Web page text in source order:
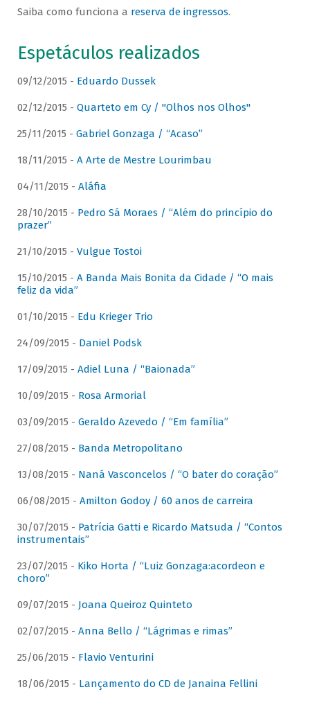
Saiba como funciona a reserva de ingressos.
Espetáculos realizados
09/12/2015 - Eduardo Dussek
02/12/2015 - Quarteto em Cy / "Olhos nos Olhos"
25/11/2015 - Gabriel Gonzaga / “Acaso”
18/11/2015 - A Arte de Mestre Lourimbau
04/11/2015 - Aláfia
28/10/2015 - Pedro Sá Moraes / “Além do princípio do
prazer”
21/10/2015 - Vulgue Tostoi
15/10/2015 - A Banda Mais Bonita da Cidade / “O mais
feliz da vida”
01/10/2015 - Edu Krieger Trio
24/09/2015 - Daniel Podsk
17/09/2015 - Adiel Luna / “Baionada”
10/09/2015 - Rosa Armorial
03/09/2015 - Geraldo Azevedo / “Em família”
27/08/2015 - Banda Metropolitano
13/08/2015 - Naná Vasconcelos / “O bater do coração”
06/08/2015 - Amilton Godoy / 60 anos de carreira
30/07/2015 - Patrícia Gatti e Ricardo Matsuda / “Contos
instrumentais”
23/07/2015 - Kiko Horta / “Luiz Gonzaga:acordeon e
choro”
09/07/2015 - Joana Queiroz Quinteto
02/07/2015 - Anna Bello / “Lágrimas e rimas”
25/06/2015 - Flavio Venturini
18/06/2015 - Lançamento do CD de Janaina Fellini